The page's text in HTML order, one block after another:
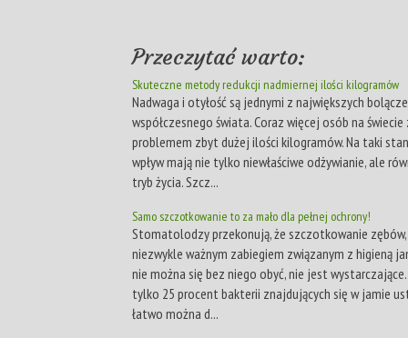
Przeczytać warto:
Skuteczne metody redukcji nadmiernej ilości kilogramów
Nadwaga i otyłość są jednymi z największych
współczesnego świata. Coraz więcej osób na
problemem zbyt dużej ilości kilogramów. Na taki
wpływ mają nie tylko niewłaściwe odżywianie, ale
tryb życia. Szcz...
Samo szczotkowanie to za mało dla pełnej ochrony!
Stomatolodzy przekonują, że szczotkowanie
niezwykle ważnym zabiegiem związanym z higieną
nie można się bez niego obyć, nie jest
tylko 25 procent bakterii znajdujących się w jamie
łatwo można d...